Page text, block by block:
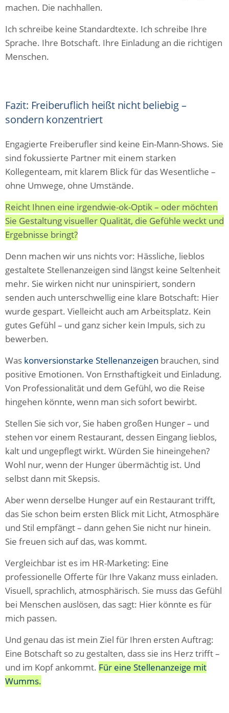
machen. Die nachhallen.
Ich schreibe keine Standardtexte. Ich schreibe Ihre
Sprache. Ihre Botschaft. Ihre Einladung an die richtigen
Menschen.
Fazit: Freiberuflich heißt nicht beliebig –
sondern konzentriert
Engagierte Freiberufler sind keine Ein-Mann-Shows. Sie
sind fokussierte Partner mit einem starken
Kollegenteam, mit klarem Blick für das Wesentliche –
ohne Umwege, ohne Umstände.
Reicht Ihnen eine irgendwie-ok-Optik – oder möchten
Sie Gestaltung visueller Qualität, die Gefühle weckt und
Ergebnisse bringt?
Denn machen wir uns nichts vor: Hässliche, lieblos
gestaltete Stellenanzeigen sind längst keine Seltenheit
mehr. Sie wirken nicht nur uninspiriert, sondern
senden auch unterschwellig eine klare Botschaft: Hier
wurde gespart. Vielleicht auch am Arbeitsplatz. Kein
gutes Gefühl – und ganz sicher kein Impuls, sich zu
bewerben.
Was konversionstarke Stellenanzeigen brauchen, sind
positive Emotionen. Von Ernsthaftigkeit und Einladung.
Von Professionalität und dem Gefühl, wo die Reise
hingehen könnte, wenn man sich sofort bewirbt.
Stellen Sie sich vor, Sie haben großen Hunger – und
stehen vor einem Restaurant, dessen Eingang lieblos,
kalt und ungepflegt wirkt. Würden Sie hineingehen?
Wohl nur, wenn der Hunger übermächtig ist. Und
selbst dann mit Skepsis.
Aber wenn derselbe Hunger auf ein Restaurant trifft,
das Sie schon beim ersten Blick mit Licht, Atmosphäre
und Stil empfängt – dann gehen Sie nicht nur hinein.
Sie freuen sich auf das, was kommt.
Vergleichbar ist es im HR-Marketing: Eine
professionelle Offerte für Ihre Vakanz muss einladen.
Visuell, sprachlich, atmosphärisch. Sie muss das Gefühl
bei Menschen auslösen, das sagt: Hier könnte es für
mich passen.
Und genau das ist mein Ziel für Ihren ersten Auftrag:
Eine Botschaft so zu gestalten, dass sie ins Herz trifft –
und im Kopf ankommt. Für eine Stellenanzeige mit
Wumms.